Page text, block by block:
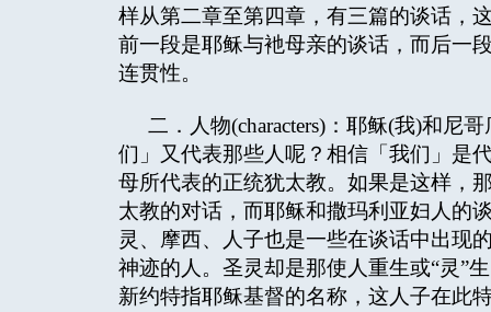
样从第二章至第四章，有三篇的谈话，
前一段是耶稣与衪母亲的谈话，而后一
连贯性。
二．人物(characters)：耶稣(我)和尼
们」又代表那些人呢？相信「我们」是
母所代表的正统犹太教。如果是这样，
太教的对话，而耶稣和撒玛利亚妇人的
灵、摩西、人子也是一些在谈话中出现
神迹的人。圣灵却是那使人重生或“灵”
新约特指耶稣基督的名称，这人子在此